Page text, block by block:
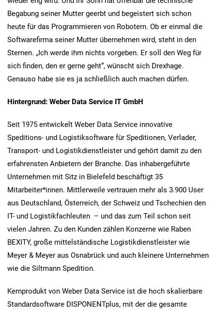
Begabung seiner Mutter geerbt und begeistert sich schon
heute für das Programmieren von Robotern. Ob er einmal die
Softwarefirma seiner Mutter übernehmen wird, steht in den
Sternen. „Ich werde ihm nichts vorgeben. Er soll den Weg für
sich finden, den er gerne geht“, wünscht sich Drexhage.
Genauso habe sie es ja schließlich auch machen dürfen.
Hintergrund: Weber Data Service IT GmbH
Seit 1975 entwickelt Weber Data Service innovative
Speditions- und Logistiksoftware für Speditionen, Verlader,
Transport- und Logistikdienstleister und gehört damit zu den
erfahrensten Anbietern der Branche. Das inhabergeführte
Unternehmen mit Sitz in Bielefeld beschäftigt 35
Mitarbeiter*innen. Mittlerweile vertrauen mehr als 3.900 User
aus Deutschland, Österreich, der Schweiz und Tschechien den
IT- und Logistikfachleuten – und das zum Teil schon seit
vielen Jahren. Zu den Kunden zählen Konzerne wie Raben
BEXITY, große mittelständische Logistikdienstleister wie
Meyer & Meyer aus Osnabrück und auch kleinere Unternehmen
wie die Siltmann Spedition.
Kernprodukt von Weber Data Service ist die hoch skalierbare
Standardsoftware DISPONENTplus, mit der die gesamte